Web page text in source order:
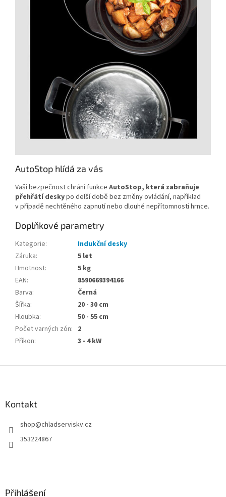
AutoStop hlídá za vás
Vaši bezpečnost chrání funkce AutoStop, která zabraňuje
přehřátí deskypo delší době bez změny ovládání, například
v případě nechtěného zapnutí nebo dlouhé nepřítomnosti hrnce.
Doplňkové parametry
Kategorie:
Indukční desky
Záruka:
5 let
Hmotnost:
5 kg
EAN:
8590669394166
Barva:
Černá
Šířka:
20 - 30 cm
Hloubka:
50 - 55 cm
Počet varných zón: 2
Příkon: 3 - 4 kW
Kontakt
shop@chladserviskv.cz
353224867
Přihlášení